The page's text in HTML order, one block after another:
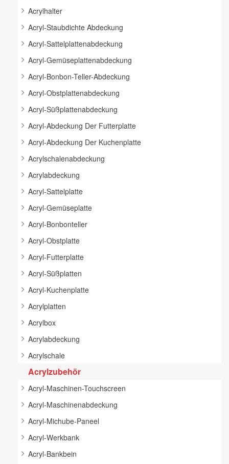
Acrylhalter
Acryl-Staubdichte Abdeckung
Acryl-Sattelplattenabdeckung
Acryl-Gemüseplattenabdeckung
Acryl-Bonbon-Teller-Abdeckung
Acryl-Obstplattenabdeckung
Acryl-Süßplattenabdeckung
Acryl-Abdeckung Der Futterplatte
Acryl-Abdeckung Der Kuchenplatte
Acrylschalenabdeckung
Acrylabdeckung
Acryl-Sattelplatte
Acryl-Gemüseplatte
Acryl-Bonbonteller
Acryl-Obstplatte
Acryl-Futterplatte
Acryl-Süßplatten
Acryl-Kuchenplatte
Acrylplatten
Acrylbox
Acrylabdeckung
Acrylschale
Acrylzubehör
Acryl-Maschinen-Touchscreen
Acryl-Maschinenabdeckung
Acryl-Michube-Paneel
Acryl-Werkbank
Acryl-Bankbein